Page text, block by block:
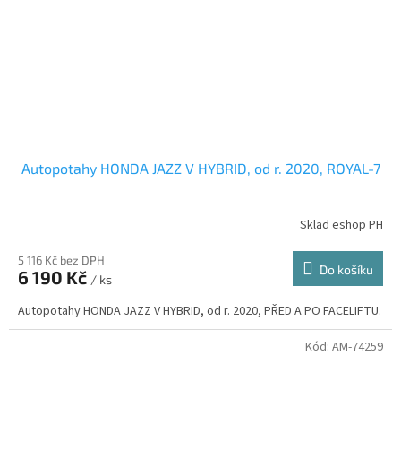
Autopotahy HONDA JAZZ V HYBRID, od r. 2020, ROYAL-7
Sklad eshop PH
5 116 Kč bez DPH
6 190 Kč / ks
Do košíku
Autopotahy HONDA JAZZ V HYBRID, od r. 2020, PŘED A PO FACELIFTU.
Kód: AM-74259